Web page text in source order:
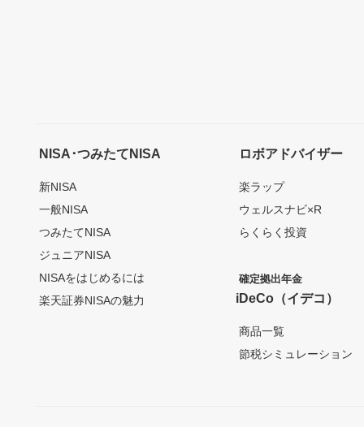
NISA･つみたてNISA
新NISA
一般NISA
つみたてNISA
ジュニアNISA
NISAをはじめるには
楽天証券NISAの魅力
ロボアドバイザー
楽ラップ
ウェルスナビ×R
らくらく投資
確定拠出年金
iDeCo（イデコ）
商品一覧
節税シミュレーション